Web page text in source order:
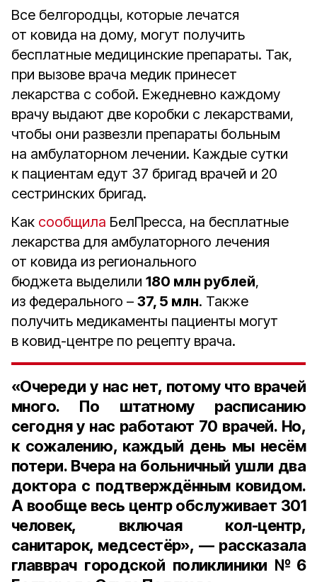
Все белгородцы, которые лечатся
от ковида на дому, могут получить
бесплатные медицинские препараты. Так,
при вызове врача медик принесет
лекарства с собой. Ежедневно каждому
врачу выдают две коробки с лекарствами,
чтобы они развезли препараты больным
на амбулаторном лечении. Каждые сутки
к пациентам едут 37 бригад врачей и 20
сестринских бригад.
Как сообщила БелПресса, на бесплатные
лекарства для амбулаторного лечения
от ковида из регионального
бюджета выделили 180 млн рублей,
из федерального – 37, 5 млн. Также
получить медикаменты пациенты могут
в ковид-центре по рецепту врача.
«Очереди у нас нет, потому что врачей
много. По штатному расписанию
сегодня у нас работают 70 врачей. Но,
к сожалению, каждый день мы несём
потери. Вчера на больничный ушли два
доктора с подтверждённым ковидом.
А вообще весь центр обслуживает 301
человек, включая кол-центр,
санитарок, медсестёр», — рассказала
главврач городской поликлиники №6